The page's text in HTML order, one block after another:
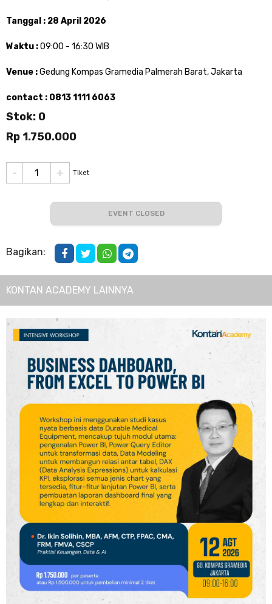
Tanggal : 28 April 2026
Waktu :09:00 - 16:30 WIB
Venue :Gedung Kompas Gramedia Palmerah Barat, Jakarta
contact : 0813 1111 6063
Stok: 0
Rp 1.750.000
- + Tiket
EVENT CLOSED
Bagikan:
KONTAN ACADEMY LAINNYA